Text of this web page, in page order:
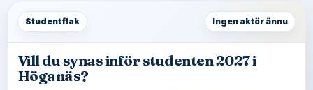
Studentflak Ingen aktör ännu
Vill du synas inför studenten 2027 i
Höganäs?